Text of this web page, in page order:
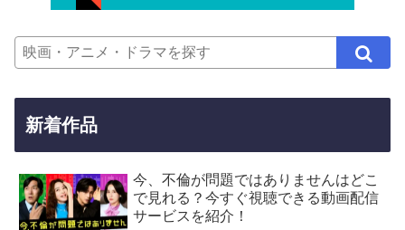
新着作品
今、不倫が問題ではありませんはどこ
で見れる？今すぐ視聴できる動画配信
サービスを紹介！